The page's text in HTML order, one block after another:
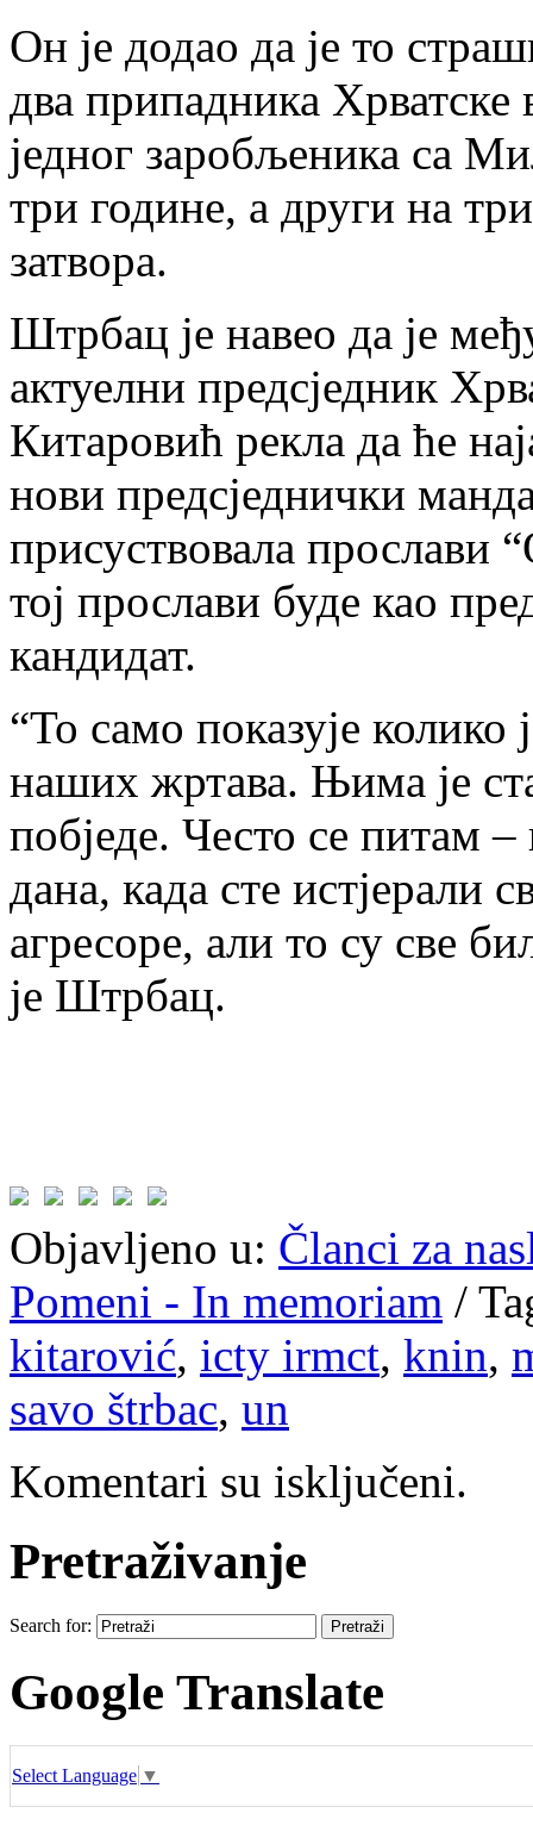
Он је додао да је то
два припадника Хрватске
једног заробљеника са
три године, а други на
затвора.
Штрбац је навео да је
актуелни предсједник
Китаровић рекла да ће
нови предсједнички
присуствовала прослави
тој прослави буде као
кандидат.
“То само показује
наших жртава. Њима је
побједе. Често се питам
дана, када сте истјерали
агресоре, али то су све
је Штрбац.
Objavljeno u: Članci za
Pomeni - In memoriam /
kitarović, icty irmct, knin,
savo štrbac, un
Komentari su isključeni.
Pretraživanje
Search for:
Google Translate
Select Language ▼